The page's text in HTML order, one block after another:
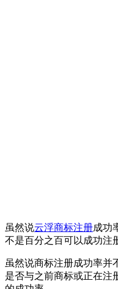
虽然说云浮商标注册成功
不是百分之百可以成功注
虽然说商标注册成功率并
是否与之前商标或正在注